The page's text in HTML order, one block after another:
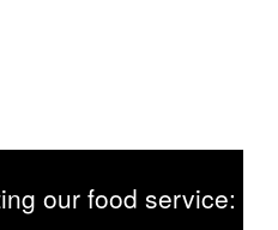
sieraden
our food service: